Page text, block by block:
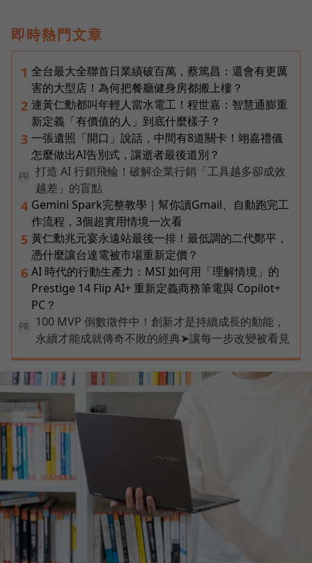
即時熱門文章
1 全台最大全聯首日業績破百萬，蔡篤昌：還會有更厲
害的大型店！為何把餐廳健身房都搬上樓？
2 連黃仁勳都叫年輕人當水電工！程世嘉：智慧通膨重
新定義「有價值的人」到底什麼樣子？
3 一張遺照「開口」說話，中間有8道關卡！翊嘉禮儀
怎麼做出AI告別式，讓逝者最後道別？
PR
打造 AI 行銷飛輪！破解企業行銷「工具越多卻成效
越差」的盲點
4 Gemini Spark完整教學｜幫你讀Gmail、自動跑完工
作流程，3個超實用情境一次看
5 黃仁勳兆元宴永遠站最後一排！最低調的二代鄭平，
憑什麼讓台達電被市場重新定價？
6 AI 時代的行動生產力：MSI 如何用「理解情境」的
Prestige 14 Flip AI+ 重新定義商務筆電與 Copilot+
PC？
PR
100 MVP 倒數徵件中！創新才是持續成長的動能，
永續才能成就傳奇不敗的經典➤讓每一步改變被看見